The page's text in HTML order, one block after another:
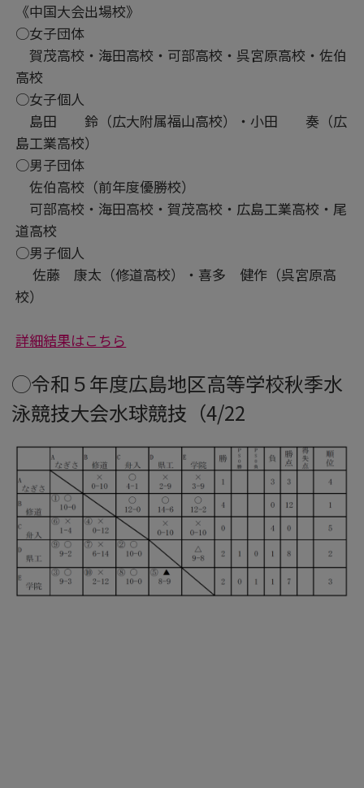
《中国大会出場校》
○女子団体
賀茂高校・海田高校・可部高校・呉宮原高校・佐伯
高校
○女子個人
島田 鈴（広大附属福山高校）・小田 奏（広
島工業高校）
○男子団体
佐伯高校（前年度優勝校）
可部高校・海田高校・賀茂高校・広島工業高校・尾
道高校
○男子個人
佐藤 康太（修道高校）・喜多 健作（呉宮原高
校）
詳細結果はこちら
◯令和５年度広島地区高等学校秋季水
泳競技大会水球競技（4/22